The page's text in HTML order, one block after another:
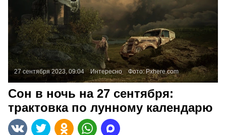
27 сентября 2023, 09:04 Интересно Фото:Pxhere.com
Сон в ночь на 27 сентября:
трактовка по лунному календарю